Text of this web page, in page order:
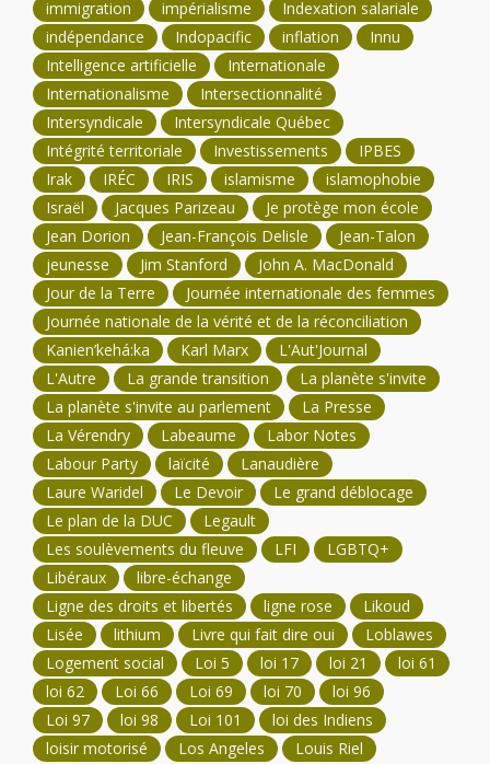
immigration
impérialisme
Indexation salariale
indépendance
Indopacific inflation
Innu
Intelligence artificielle
Internationale
Internationalisme
Intersectionnalité
Intersyndicale
Intersyndicale Québec
Intégrité territoriale
Investissements
IPBES
Irak
IRÉC IRIS islamisme
islamophobie
Israël
Jacques Parizeau
Je protège mon école
Jean Dorion
Jean-François Delisle
Jean-Talon
jeunesse
Jim Stanford
John A. MacDonald
Jour de la Terre
Journée internationale des femmes
Journée nationale de la vérité et de la réconciliation
Kanien’kehá:ka
Karl Marx
L'Aut'Journal
L'Autre
La grande transition
La planète s'invite
La planète s'invite au parlement
La Presse
La Vérendry
Labeaume
Labor Notes
Labour Party
laïcité
Lanaudière
Laure Waridel
Le Devoir
Le grand déblocage
Le plan de la DUC
Legault
Les soulèvements du fleuve
LFI
LGBTQ+
Libéraux
libre-échange
Ligne des droits et libertés
ligne rose
Likoud
Lisée
lithium Livre qui fait dire oui
Loblawes
Logement social
Loi 5 loi 17 loi 21
loi 61
loi 62
Loi 66 Loi 69 loi 70
loi 96
Loi 97
loi 98 Loi 101
loi des Indiens
loisir motorisé
Los Angeles
Louis Riel